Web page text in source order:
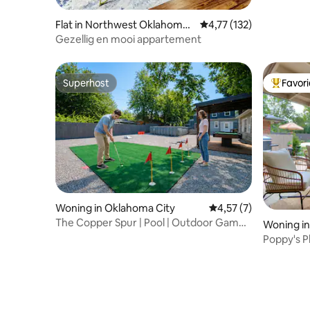
Flat in Northwest Oklahoma
City
Gemiddelde
4,77 (132)
Gezellig en mooi appartement
Superhost
Superhost
Woning in Oklahoma City Gemiddelde
4,57 (7)
The Copper Spur | Pool | Outdoor Games
Woning
Poppy's